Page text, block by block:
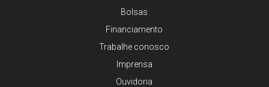
Bolsas
Financiamento
Trabalhe conosco
Imprensa
Ouvidoria